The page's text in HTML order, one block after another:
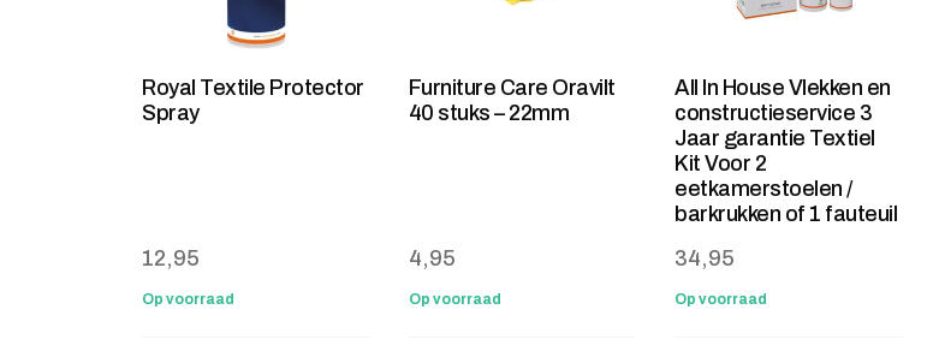
Royal Textile Protector
Spray
12,95
Op voorraad
Furniture Care Oravilt
40 stuks – 22mm
4,95
Op voorraad
All In House Vlekken en
constructieservice 3
Jaar garantie Textiel
Kit Voor 2
eetkamerstoelen /
barkrukken of 1 fauteuil
34,95
Op voorraad